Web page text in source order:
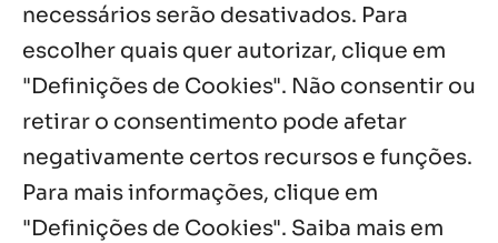
necessários serão desativados. Para
escolher quais quer autorizar, clique em
"Definições de Cookies". Não consentir ou
retirar o consentimento pode afetar
negativamente certos recursos e funções.
Para mais informações, clique em
"Definições de Cookies". Saiba mais em
Notícias por Categoria
Próximos Eventos